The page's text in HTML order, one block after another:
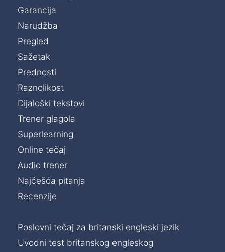
Garancija
Narudžba
Pregled
Sažetak
Prednosti
Raznolikost
Dijaloški tekstovi
Trener glagola
Superlearning
Online tečaj
Audio trener
Najčešća pitanja
Recenzije
Poslovni tečaj za britanski engleski jezik
Uvodni test britanskog engleskog